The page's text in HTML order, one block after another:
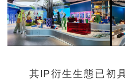
其IP衍生生態已初具